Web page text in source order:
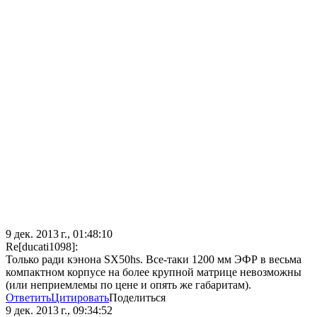
9 дек. 2013 г., 01:48:10
Re[ducati1098]:
Только ради кэнона SX50hs. Все-таки 1200 мм ЭФР в весьма
компактном корпусе на более крупной матрице невозможны
(или неприемлемы по цене и опять же габаритам).
ОтветитьЦитироватьПоделиться
9 дек. 2013 г., 09:34:52